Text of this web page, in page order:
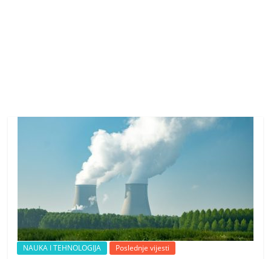
NAUKA I TEHNOLOGIJA Poslednje vijesti